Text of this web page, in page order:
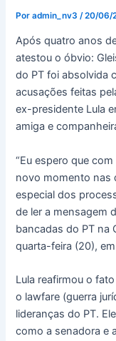
Poradmin_nv3/20/06/
Após quatro anos
atestou o óbvio:
do PT foi absolvida
acusações feitas
ex-presidente Lula
amiga e
“Eu espero que
novo momento nas
especial dos
de ler a mensagem
bancadas do PT na
quarta-feira (20),
Lula reafirmou o
o lawfare (guerra
lideranças do PT.
como a senadora e